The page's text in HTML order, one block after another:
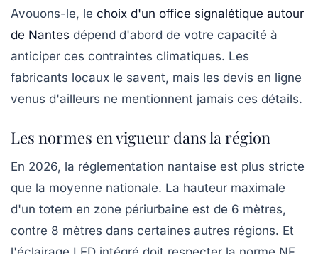
Avouons-le, le choix d'un office signalétique autour
de Nantes dépend d'abord de votre capacité à
anticiper ces contraintes climatiques. Les
fabricants locaux le savent, mais les devis en ligne
venus d'ailleurs ne mentionnent jamais ces détails.
Les normes en vigueur dans la région
En 2026, la réglementation nantaise est plus stricte
que la moyenne nationale. La hauteur maximale
d'un totem en zone périurbaine est de 6 mètres,
contre 8 mètres dans certaines autres régions. Et